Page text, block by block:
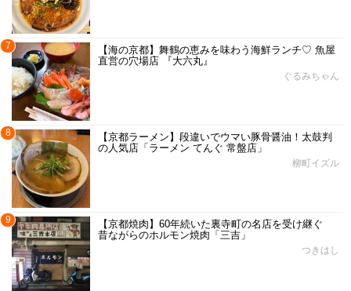
7
【海の京都】舞鶴の恵みを味わう海鮮ランチ♡ 魚屋
直営の穴場店 『大六丸』
ぐるみちゃん
8
【京都ラーメン】段違いでウマい豚骨醤油！太鼓判
の人気店「ラーメン てんぐ 常盤店」
柳町イズル
9
【京都焼肉】60年続いた裏寺町の名店を受け継ぐ
昔ながらのホルモン焼肉「三吉」
つきはし